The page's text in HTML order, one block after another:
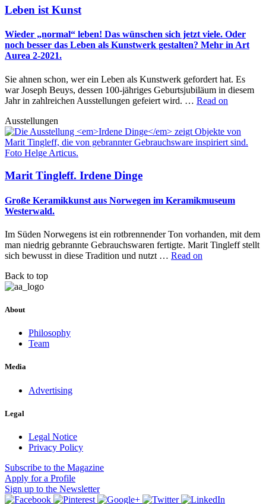
Leben ist Kunst
Wieder „normal“ leben! Das wünschen sich jetzt viele. Oder
noch besser das Leben als Kunstwerk gestalten? Mehr in Art
Aurea 2-2021.
Sie ahnen schon, wer ein Leben als Kunstwerk gefordert hat. Es
war Joseph Beuys, dessen 100-jähriges Geburtsjubiläum in diesem
Jahr in zahlreichen Ausstellungen gefeiert wird. … Read on
Ausstellungen
Marit Tingleff. Irdene Dinge
Große Keramikkunst aus Norwegen im Keramikmuseum
Westerwald.
Im Süden Norwegens ist ein rotbrennender Ton vorhanden, mit dem
man niedrig gebrannte Gebrauchswaren fertigte. Marit Tingleff stellt
sich bewusst in diese Tradition und nutzt … Read on
Back to top
About
Philosophy
Team
Media
Advertising
Legal
Legal Notice
Privacy Policy
Subscribe to the Magazine
Apply for a Profile
Sign up to the Newsletter